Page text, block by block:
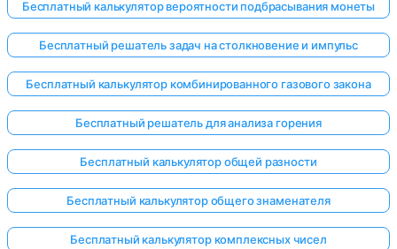
Бесплатный калькулятор вероятности подбрасывания монеты
Бесплатный решатель задач на столкновение и импульс
Бесплатный калькулятор комбинированного газового закона
Бесплатный решатель для анализа горения
Бесплатный калькулятор общей разности
Бесплатный калькулятор общего знаменателя
Бесплатный калькулятор комплексных чисел